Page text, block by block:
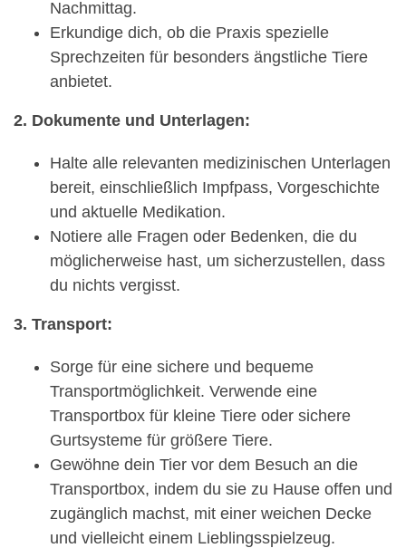
Nachmittag.
Erkundige dich, ob die Praxis spezielle
Sprechzeiten für besonders ängstliche Tiere
anbietet.
2. Dokumente und Unterlagen:
Halte alle relevanten medizinischen Unterlagen
bereit, einschließlich Impfpass, Vorgeschichte
und aktuelle Medikation.
Notiere alle Fragen oder Bedenken, die du
möglicherweise hast, um sicherzustellen, dass
du nichts vergisst.
3. Transport:
Sorge für eine sichere und bequeme
Transportmöglichkeit. Verwende eine
Transportbox für kleine Tiere oder sichere
Gurtsysteme für größere Tiere.
Gewöhne dein Tier vor dem Besuch an die
Transportbox, indem du sie zu Hause offen und
zugänglich machst, mit einer weichen Decke
und vielleicht einem Lieblingsspielzeug.